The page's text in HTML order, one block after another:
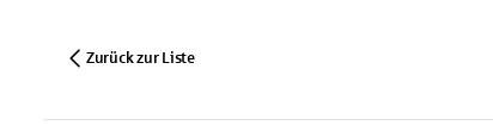
Zurück zur Liste